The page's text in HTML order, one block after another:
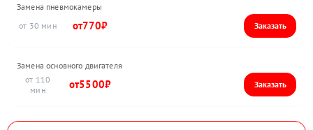
Замена пневмокамеры
30
770
Замена основного двигателя
110
5500